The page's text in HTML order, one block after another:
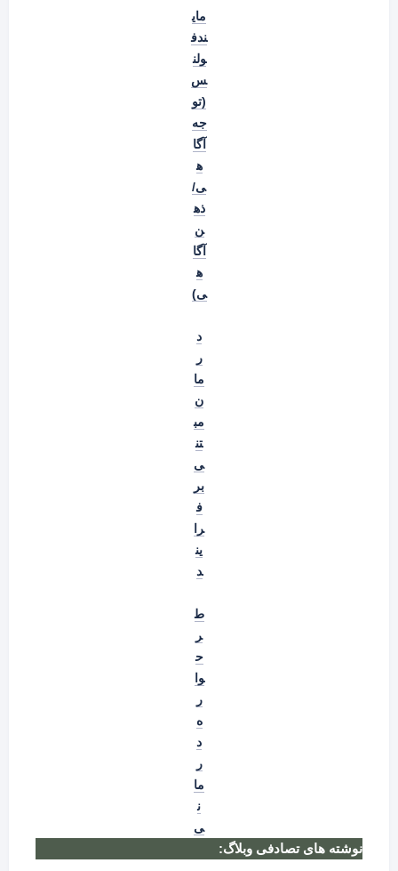
مای
ندف
ولن
س
(تو
جه
آگا
ه
ی/
ذه
ن
آگا
ه
ی)
د
ر
ما
ن
مب
تن
ی
بر
ف
را
ین
د
ط
ر
ح
وا
ر
ه
د
ر
ما
ن
ی
نوشته های تصادفی وبلاگ: